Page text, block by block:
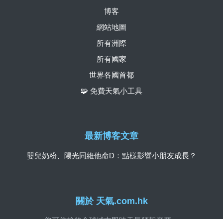
關於 天氣.com.hk
博客
網站地圖
所有洲際
所有國家
世界各國首都
🧩 免費天氣小工具
最新博客文章
嬰兒奶粉、陽光同維他命D：點樣影響小朋友成長？